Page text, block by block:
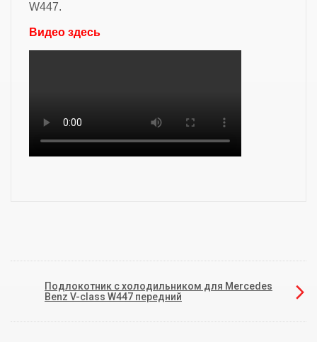
W447.
Видео здесь
Подлокотник с холодильником для Mercedes
Benz V-class W447 передний